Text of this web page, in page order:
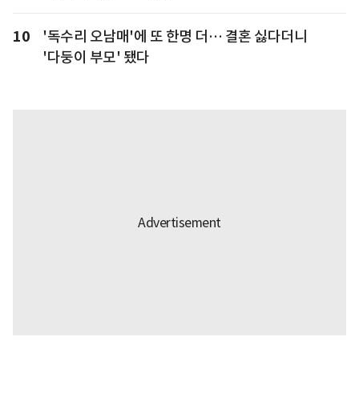
10
'독수리 오남매'에 또 한명 더… 결혼 싫다더니
'다둥이 부모' 됐다